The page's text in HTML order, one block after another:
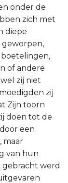
onder de
zich met
diepe
boetelingen,
of andere
zij niet
zij
Zijn toorn
doen tot de
een
maar
van hun
gebracht werd